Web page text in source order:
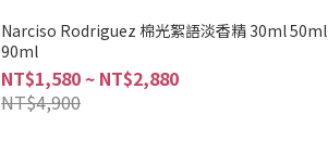
Narciso Rodriguez 棉光絮語淡香精 30ml 50ml
90ml
NT$1,580 ~ NT$2,880
NT$4,900